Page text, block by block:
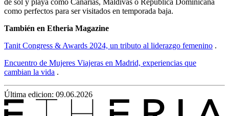
de sol y playa como Canarias, Maldivas o República Dominicana
como perfectos para ser visitados en temporada baja.
También en Etheria Magazine
Tanit Congress & Awards 2024, un tributo al liderazgo femenino .
Encuentro de Mujeres Viajeras en Madrid, experiencias que
cambian la vida .
Última edicion: 09.06.2026